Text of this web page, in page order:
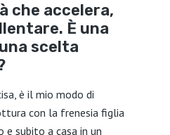
che accelera,
È una
scelta
è il mio modo di
con la frenesia figlia
e subito a casa in un